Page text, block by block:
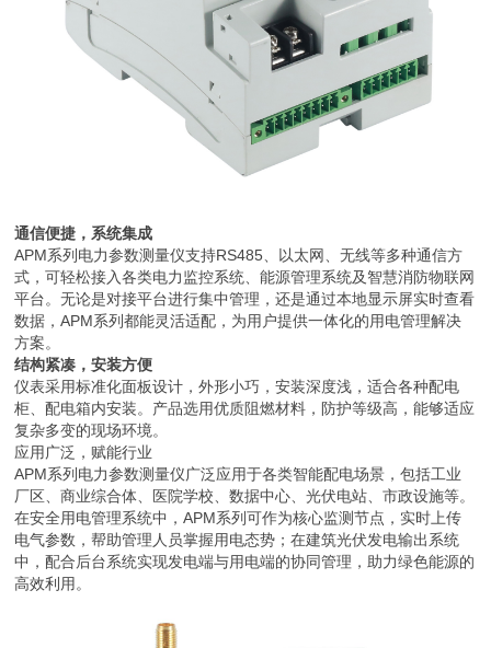
通信便捷，系统集成
APM系列电力参数测量仪支持RS485、以太网、无线等多种通信方
式，可轻松接入各类电力监控系统、能源管理系统及智慧消防物联网
平台。无论是对接平台进行集中管理，还是通过本地显示屏实时查看
数据，APM系列都能灵活适配，为用户提供一体化的用电管理解决
方案。
结构紧凑，安装方便
仪表采用标准化面板设计，外形小巧，安装深度浅，适合各种配电
柜、配电箱内安装。产品选用优质阻燃材料，防护等级高，能够适应
复杂多变的现场环境。
应用广泛，赋能行业
APM系列电力参数测量仪广泛应用于各类智能配电场景，包括工业
厂区、商业综合体、医院学校、数据中心、光伏电站、市政设施等。
在安全用电管理系统中，APM系列可作为核心监测节点，实时上传
电气参数，帮助管理人员掌握用电态势；在建筑光伏发电输出系统
中，配合后台系统实现发电端与用电端的协同管理，助力绿色能源的
高效利用。